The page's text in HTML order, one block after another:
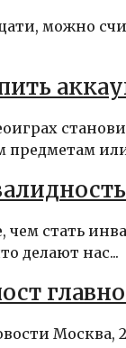
можно
чем стать
делают нас...
Москва,